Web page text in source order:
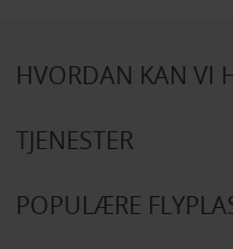
HVORDAN KAN VI
TJENESTER
POPULÆRE